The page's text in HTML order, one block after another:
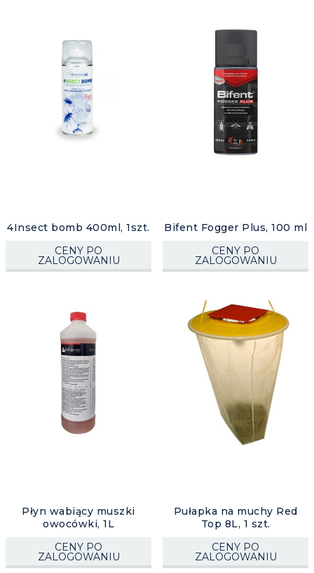
4Insect bomb 400ml, 1szt.
CENY PO
ZALOGOWANIU
Bifent Fogger Plus, 100 ml
CENY PO
ZALOGOWANIU
Płyn wabiący muszki
owocówki, 1L
CENY PO
ZALOGOWANIU
Pułapka na muchy Red
Top 8L, 1 szt.
CENY PO
ZALOGOWANIU